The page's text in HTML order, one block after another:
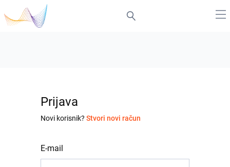
Prijava
Novi korisnik? Stvori novi račun
E-mail